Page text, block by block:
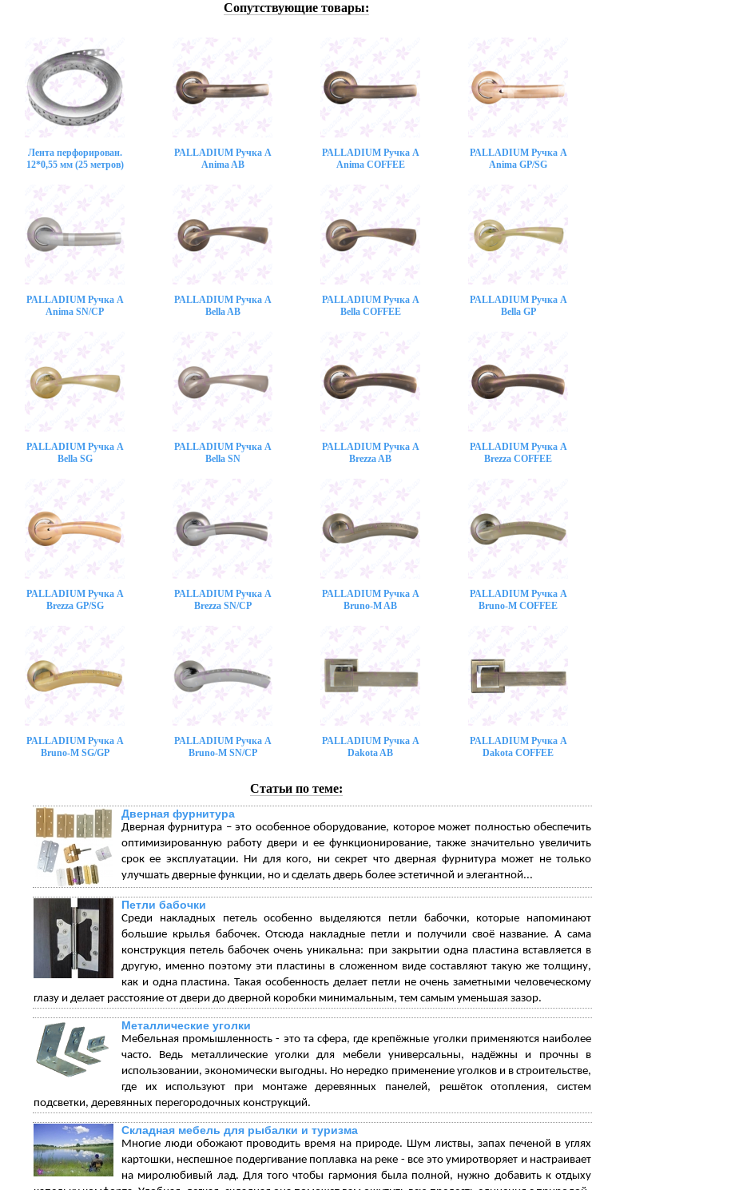
Сопутствующие товары:
Лента перфорирован.
12*0,55 мм (25 метров)
PALLADIUM Ручка A
Anima AB
PALLADIUM Ручка A
Anima COFFEE
PALLADIUM Ручка A
Anima GP/SG
PALLADIUM Ручка A
Anima SN/CP
PALLADIUM Ручка A
Bella AB
PALLADIUM Ручка A
Bella COFFEE
PALLADIUM Ручка A
Bella GP
PALLADIUM Ручка A
Bella SG
PALLADIUM Ручка A
Bella SN
PALLADIUM Ручка A
Brezza AB
PALLADIUM Ручка A
Brezza COFFEE
PALLADIUM Ручка A
Brezza GP/SG
PALLADIUM Ручка A
Brezza SN/CP
PALLADIUM Ручка A
Bruno-M AB
PALLADIUM Ручка A
Bruno-M COFFEE
PALLADIUM Ручка A
Bruno-M SG/GP
PALLADIUM Ручка A
Bruno-M SN/CP
PALLADIUM Ручка A
Dakota AB
PALLADIUM Ручка A
Dakota COFFEE
Статьи по теме:
Дверная фурнитура
Дверная фурнитура – это особенное оборудование, которое может полностью обеспечить
оптимизированную работу двери и ее функционирование, также значительно увеличить
срок ее эксплуатации. Ни для кого, ни секрет что дверная фурнитура может не только
улучшать дверные функции, но и сделать дверь более эстетичной и элегантной...
Петли бабочки
Среди накладных петель особенно выделяются петли бабочки, которые напоминают
большие крылья бабочек. Отсюда накладные петли и получили своё название. А сама
конструкция петель бабочек очень уникальна: при закрытии одна пластина вставляется в
другую, именно поэтому эти пластины в сложенном виде составляют такую же толщину,
как и одна пластина. Такая особенность делает петли не очень заметными человеческому
глазу и делает расстояние от двери до дверной коробки минимальным, тем самым уменьшая зазор.
Металлические уголки
Мебельная промышленность - это та сфера, где крепёжные уголки применяются наиболее
часто. Ведь металлические уголки для мебели универсальны, надёжны и прочны в
использовании, экономически выгодны. Но нередко применение уголков и в строительстве,
где их используют при монтаже деревянных панелей, решёток отопления, систем
подсветки, деревянных перегородочных конструкций.
Складная мебель для рыбалки и туризма
Многие люди обожают проводить время на природе. Шум листвы, запах печеной в углях
картошки, неспешное подергивание поплавка на реке - все это умиротворяет и настраивает
на миролюбивый лад. Для того чтобы гармония была полной, нужно добавить к отдыху